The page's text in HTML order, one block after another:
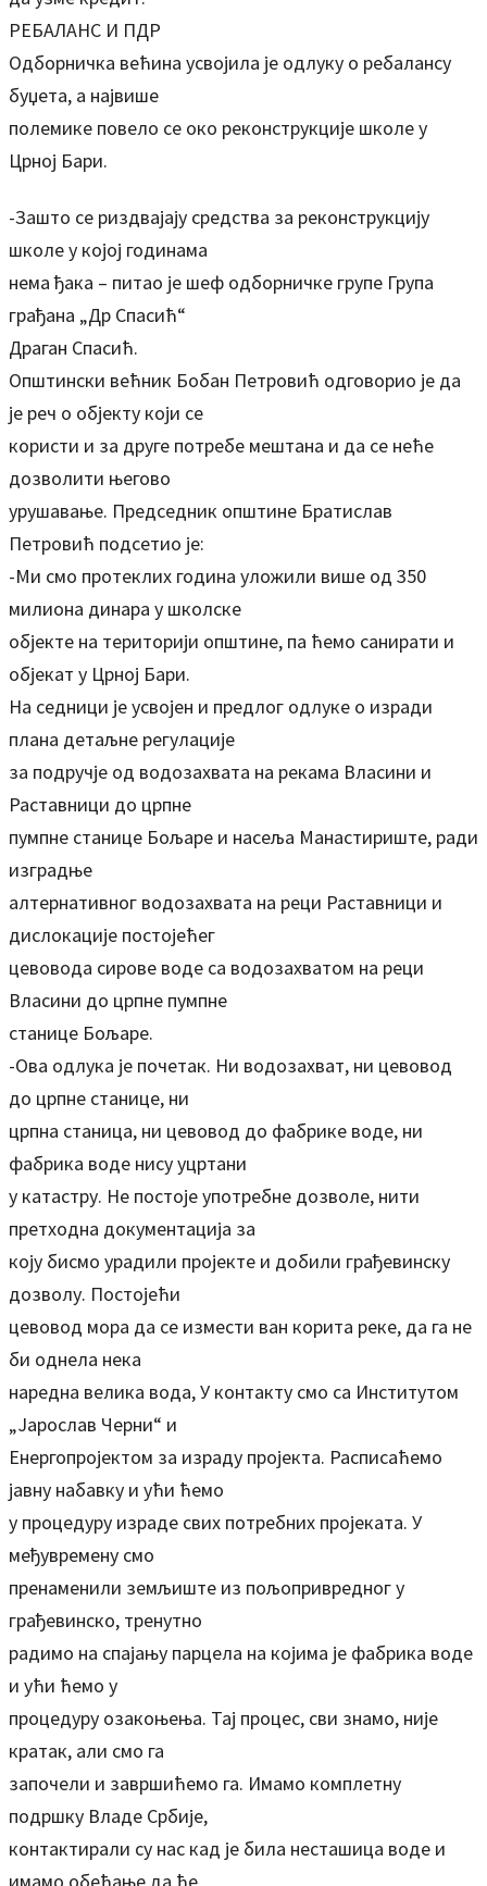
РЕБАЛАНС И ПДР
Одборничка већина усвојила је одлуку о ребалансу
буџета, а највише
полемике повело се око реконструкције школе у
Црној Бари.
-Зашто се риздвајају средства за реконструкцију
школе у којој годинама
нема ђака – питао је шеф одборничке групе Група
грађана „Др Спасић“
Драган Спасић.
Општински већник Бобан Петровић одговорио је да
је реч о објекту који се
користи и за друге потребе мештана и да се неће
дозволити његово
урушавање. Председник општине Братислав
Петровић подсетио је:
-Ми смо протеклих година уложили више од 350
милиона динара у школске
објекте на територији општине, па ћемо санирати и
објекат у Црној Бари.
На седници је усвојен и предлог одлуке о изради
плана детаљне регулације
за подручје од водозахвата на рекама Власини и
Раставници до црпне
пумпне станице Бољаре и насеља Манастириште, ради
изградње
алтернативног водозахвата на реци Раставници и
дислокације постојећег
цевовода сирове воде са водозахватом на реци
Власини до црпне пумпне
станице Бољаре.
-Ова одлука је почетак. Ни водозахват, ни цевовод
до црпне станице, ни
црпна станица, ни цевовод до фабрике воде, ни
фабрика воде нису уцртани
у катастру. Не постоје употребне дозволе, нити
претходна документација за
коју бисмо урадили пројекте и добили грађевинску
дозволу. Постојећи
цевовод мора да се измести ван корита реке, да га не
би однела нека
наредна велика вода, У контакту смо са Институтом
„Јарослав Черни“ и
Енергопројектом за израду пројекта. Расписаћемо
јавну набавку и ући ћемо
у процедуру израде свих потребних пројеката. У
међувремену смо
пренаменили земљиште из пољопривредног у
грађевинско, тренутно
радимо на спајању парцела на којима је фабрика воде
и ући ћемо у
процедуру озакоњења. Тај процес, сви знамо, није
кратак, али смо га
започели и завршићемо га. Имамо комплетну
подршку Владе Србије,
контактирали су нас кад је била несташица воде и